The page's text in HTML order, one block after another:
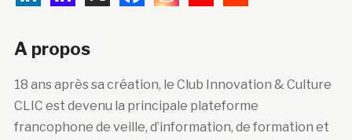
A propos
18 ans après sa création, le Club Innovation & Culture
CLIC est devenu la principale plateforme
francophone de veille, d’information, de formation et